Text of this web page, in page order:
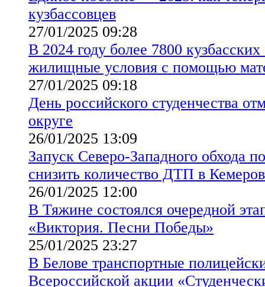
кузбассовцев
27/01/2025 09:28
В 2024 году более 7800
жилищные условия с помощью
27/01/2025 09:18
День российского студенчества
округе
26/01/2025 13:09
Запуск Северо-Западного обхода
снизить количество ДТП в
26/01/2025 12:00
В Тяжине состоялся очередной
«Виктория. Песни Победы»
25/01/2025 23:27
В Белове транспортные
Всероссийской акции